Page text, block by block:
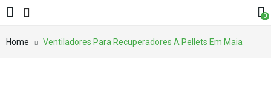
0
Home Ventiladores Para Recuperadores A Pellets Em Maia